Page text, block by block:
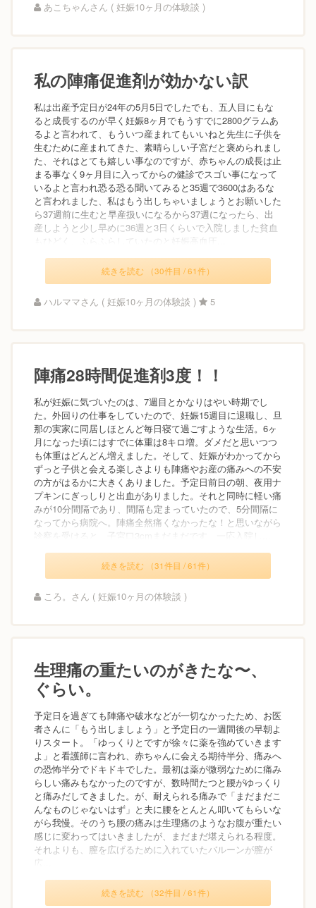
あこちゃんさん ( 妊娠10ヶ月の体験談 )
私の陣痛促進剤が効かない訳
私は出産予定日が24年の5月5日でしたでも、五人目にもな
ると成長するのが早く妊娠8ヶ月でもうすでに2800グラムあ
るよと言われて、もういつ産まれてもいいねと先生に子供を
生むために産まれてきた、素晴らしい子宮だと褒められまし
た、それはとても嬉しい事なのですが、赤ちゃんの成長は止
まる事なく9ヶ月目に入ってからの健診でスゴい事になって
いるよと言われ恐る恐る聞いてみると35週で3600はあるな
と言われました、私はもう出しちゃいましょうとお願いした
ら37週前に生むと早産扱いになるから37週になったら、出
産しようと少し早めに36週と3日くらいで入院しました貧血
もひどく、ふらふらしていたのと妊娠高血圧...
続きを読む （30件目 / 61件）
ハルママさん ( 妊娠10ヶ月の体験談 ) 5
陣痛28時間促進剤3度！！
私が妊娠に気づいたのは、7週目とかなりはやい時期でし
た。外回りの仕事をしていたので、妊娠15週目に退職し、旦
那の実家に同居しほとんど毎日寝て過ごすような生活。6ヶ
月になった頃にはすでに体重は8キロ増。ダメだと思いつつ
も体重はどんどん増えました。そして、妊娠がわかってから
ずっと子供と会える楽しさよりも陣痛やお産の痛みへの不安
の方がはるかに大きくありました。予定日前日の朝、夜用ナ
プキンにぎっしりと出血がありました。それと同時に軽い痛
みが10分間隔であり、間隔も定まっていたので、5分間隔に
なってから病院へ。陣痛全然痛くなかったな！と思いながら
診察を受けると、子宮口3cmまだまだです。一応入院し...
続きを読む （31件目 / 61件）
ころ。さん ( 妊娠10ヶ月の体験談 )
生理痛の重たいのがきたな〜、
ぐらい。
予定日を過ぎても陣痛や破水などが一切なかったため、お医
者さんに「もう出しましょう」と予定日の一週間後の早朝よ
りスタート。「ゆっくりとですが徐々に薬を強めていきます
よ」と看護師に言われ、赤ちゃんに会える期待半分、痛みへ
の恐怖半分でドキドキでした。最初は薬が微弱なために痛み
らしい痛みもなかったのですが、数時間たつと腰がゆっくり
と痛みだしてきました。が、耐えられる痛みで「まだまだこ
んなものじゃないはず」と夫に腰をとんとん叩いてもらいな
がら我慢。そのうち腰の痛みは生理痛のようなお腹が重たい
感じに変わってはいきましたが、まだまだ堪えられる程度。
それよりも、膣を広げるために入れていたバルーンが膣が
広...
続きを読む （32件目 / 61件）